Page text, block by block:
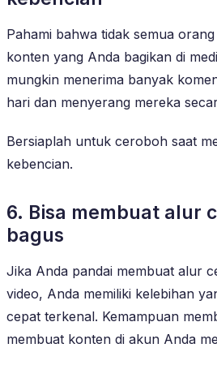
Pahami bahwa tidak semua
konten yang Anda bagikan di
mungkin menerima banyak
hari dan menyerang mereka
Bersiaplah untuk ceroboh saat
kebencian.
6. Bisa membuat alur
bagus
Jika Anda pandai membuat alur
video, Anda memiliki kelebihan
cepat terkenal. Kemampuan
membuat konten di akun Anda